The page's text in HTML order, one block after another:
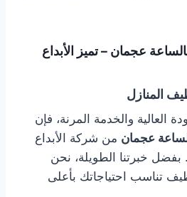
عجمان – تميز الأبداع
المنازل
العالية والخدمة المرنة، فإن
عجمان من شركة الأبداع
خبرتنا الطويلة، نحن
تناسب احتياجاتك بأعلى